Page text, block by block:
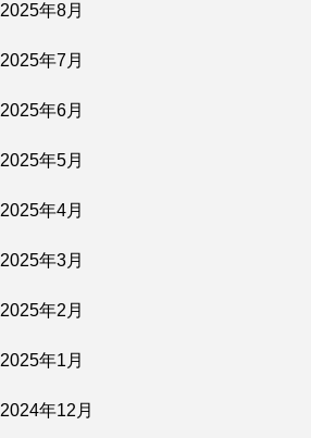
2025年8月
2025年7月
2025年6月
2025年5月
2025年4月
2025年3月
2025年2月
2025年1月
2024年12月